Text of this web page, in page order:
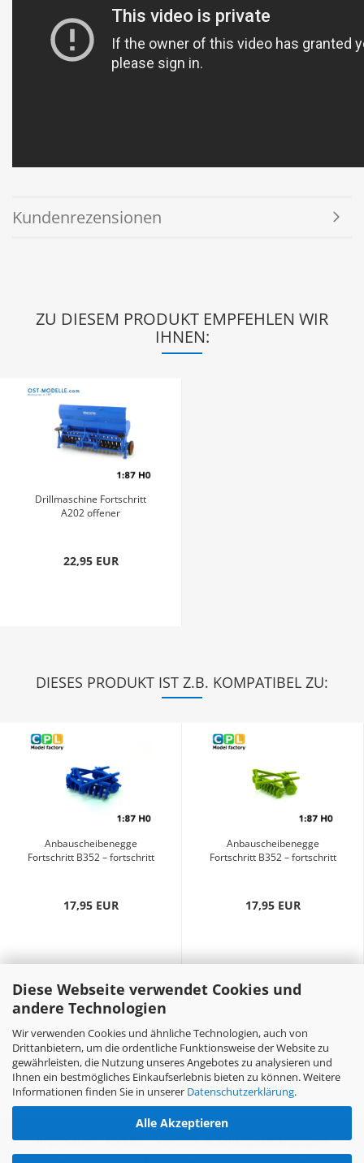
Diese Webseite verwendet Cookies und
andere Technologien
Wir verwenden Cookies und ähnliche Technologien, auch von
Drittanbietern, um die ordentliche Funktionsweise der Website zu
gewährleisten, die Nutzung unseres Angebotes zu analysieren und
Ihnen ein bestmögliches Einkaufserlebnis bieten zu können. Weitere
Informationen finden Sie in unserer Datenschutzerklärung.
Alle Akzeptieren
Kundenrezensionen
ZU DIESEM PRODUKT EMPFEHLEN WIR
IHNEN:
Drillmaschine Fortschritt
A202 offener
22,95 EUR
DIESES PRODUKT IST Z.B. KOMPATIBEL ZU:
Anbauscheibenegge
Fortschritt B352 – fortschritt
17,95 EUR
Anbauscheibenegge
Fortschritt B352 – fortschritt
17,95 EUR
Impressum Kontakt
Versand- & Zahlungsbedingungen